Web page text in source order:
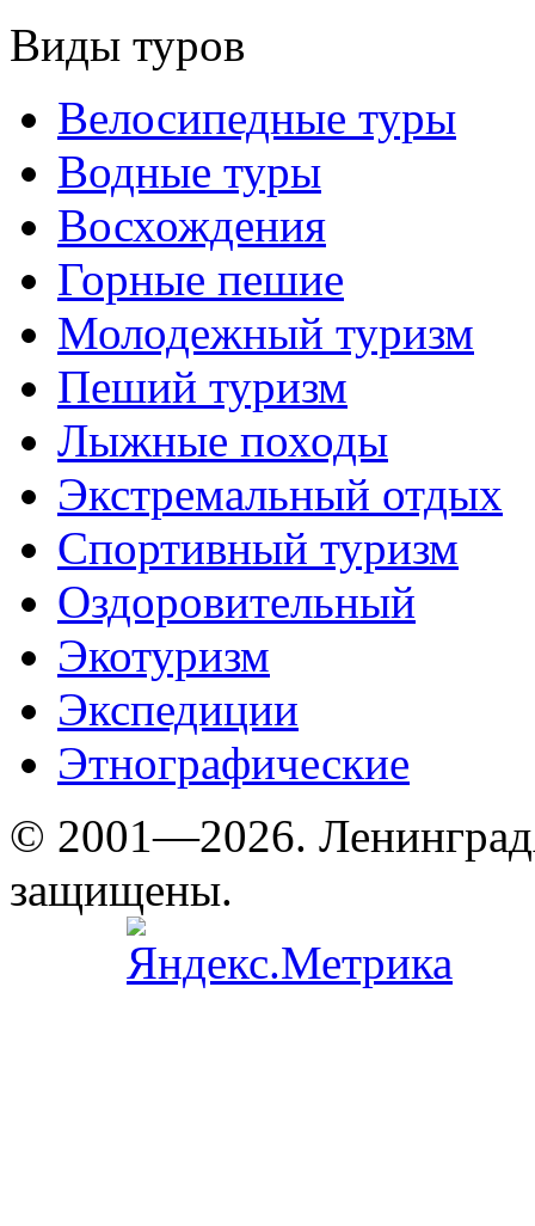
Виды туров
Велосипедные туры
Водные туры
Восхождения
Горные пешие
Молодежный туризм
Пеший туризм
Лыжные походы
Экстремальный отдых
Спортивный туризм
Оздоровительный
Экотуризм
Экспедиции
Этнографические
© 2001—2026.
защищены.